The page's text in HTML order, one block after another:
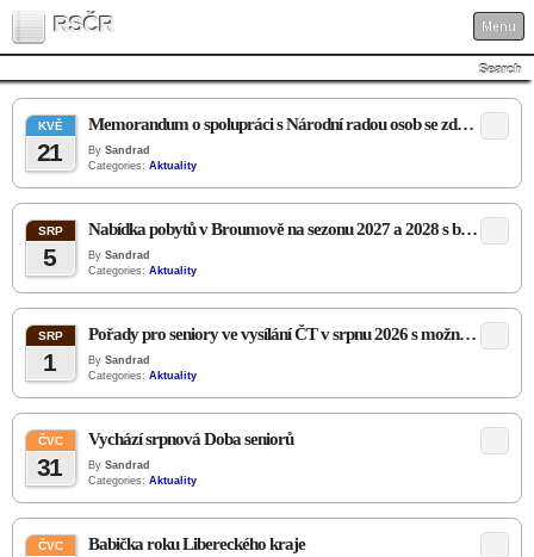
RSČR Menu
Search
KVĚ
21
Memorandum o spolupráci s Národní radou osob se zdravotním postižením ČR
By Sandrad
Categories: Aktuality
SRP
5
Nabídka pobytů v Broumově na sezonu 2027 a 2028 s bonusem za rezervaci do 30.8. 2026
By Sandrad
Categories: Aktuality
SRP
1
Pořady pro seniory ve vysílání ČT v srpnu 2026 s možností shlédnutí na webu ČT
By Sandrad
Categories: Aktuality
ČVC
31
Vychází srpnová Doba seniorů
By Sandrad
Categories: Aktuality
ČVC Babička roku Libereckého kraje